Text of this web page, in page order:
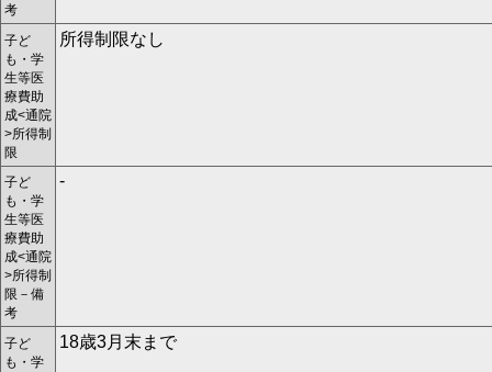
考
子ど
も・学
生等医
療費助
成<通院
>所得制
限
所得制限なし
子ど
も・学
生等医
療費助
成<通院
>所得制
限－備
考
-
子ど
も・学
18歳3月末まで